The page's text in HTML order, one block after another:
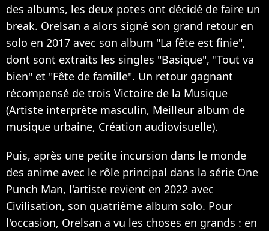
des albums, les deux potes ont décidé de faire un
break. Orelsan a alors signé son grand retour en
solo en 2017 avec son album "La fête est finie",
dont sont extraits les singles "Basique", "Tout va
bien" et "Fête de famille". Un retour gagnant
récompensé de trois Victoire de la Musique
(Artiste interprète masculin, Meilleur album de
musique urbaine, Création audiovisuelle).
Puis, après une petite incursion dans le monde
des anime avec le rôle principal dans la série One
Punch Man, l'artiste revient en 2022 avec
Civilisation, son quatrième album solo. Pour
l'occasion, Orelsan a vu les choses en grands : en